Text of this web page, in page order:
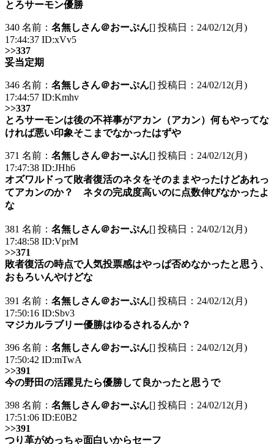
とろサーモン優勝
340 名前： 名無しさん＠おーぷん[] 投稿日：24/02/12(月)
17:44:37 ID:xVv5
>>337
妥当定期
346 名前： 名無しさん＠おーぷん[] 投稿日：24/02/12(月)
17:44:57 ID:Kmhv
>>337
とろサーモンは後の不祥事がアカン（アカン）何もやってな
ければ悪い印象そこまでなかったはずや
371 名前： 名無しさん＠おーぷん[] 投稿日：24/02/12(月)
17:47:38 ID:JHh6
オズワルドって敗者復活のネタをそのままやったけどあれっ
てアカンのか？ ネタの完成度高いのに点数伸びなかったよ
な
381 名前： 名無しさん＠おーぷん[] 投稿日：24/02/12(月)
17:48:58 ID:VprM
>>371
敗者復活の時点で人気投票感はやっぱ否めなかったと思う、
おもろいんやけどな
391 名前： 名無しさん＠おーぷん[] 投稿日：24/02/12(月)
17:50:16 ID:Sbv3
マジカルラブリー優勝はゆるされるんか？
396 名前： 名無しさん＠おーぷん[] 投稿日：24/02/12(月)
17:50:42 ID:mTwA
>>391
今の野田の活躍見たら優勝して良かったと思うで
398 名前： 名無しさん＠おーぷん[] 投稿日：24/02/12(月)
17:51:06 ID:E0B2
>>391
つり革がめっちゃ面白いからセーフ